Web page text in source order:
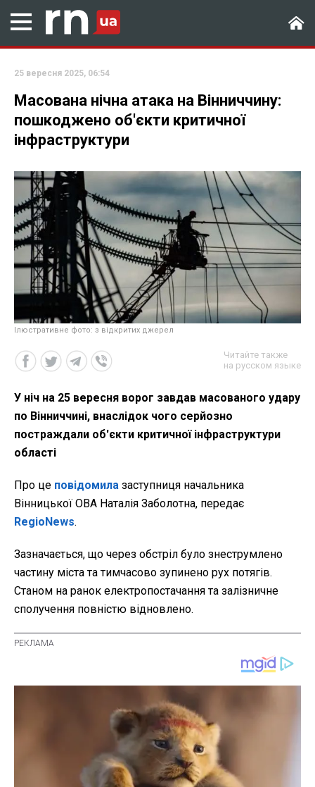
25 вересня 2025, 06:54
Масована нічна атака на Вінниччину:
пошкоджено об'єкти критичної
інфраструктури
Ілюстративне фото: з відкритих джерел
Читайте также
на русском языке
У ніч на 25 вересня ворог завдав масованого удару
по Вінниччині, внаслідок чого серйозно
постраждали об'єкти критичної інфраструктури
області
Про це повідомила заступниця начальника
Вінницької ОВА Наталія Заболотна, передає
RegioNews.
Зазначається, що через обстріл було знеструмлено
частину міста та тимчасово зупинено рух потягів.
Станом на ранок електропостачання та залізничне
сполучення повністю відновлено.